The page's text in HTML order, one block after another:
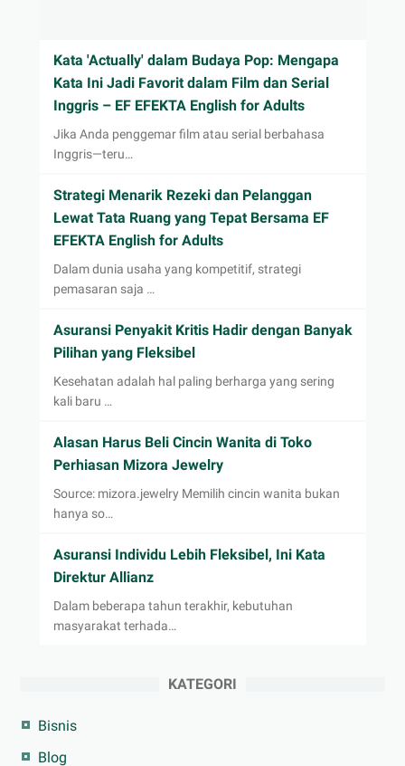
Kata 'Actually' dalam Budaya Pop: Mengapa
Kata Ini Jadi Favorit dalam Film dan Serial
Inggris – EF EFEKTA English for Adults
Jika Anda penggemar film atau serial berbahasa
Inggris—teru…
Strategi Menarik Rezeki dan Pelanggan
Lewat Tata Ruang yang Tepat Bersama EF
EFEKTA English for Adults
Dalam dunia usaha yang kompetitif, strategi
pemasaran saja …
Asuransi Penyakit Kritis Hadir dengan Banyak
Pilihan yang Fleksibel
Kesehatan adalah hal paling berharga yang sering
kali baru …
Alasan Harus Beli Cincin Wanita di Toko
Perhiasan Mizora Jewelry
Source: mizora.jewelry Memilih cincin wanita bukan
hanya so…
Asuransi Individu Lebih Fleksibel, Ini Kata
Direktur Allianz
Dalam beberapa tahun terakhir, kebutuhan
masyarakat terhada…
KATEGORI
Bisnis
Blog